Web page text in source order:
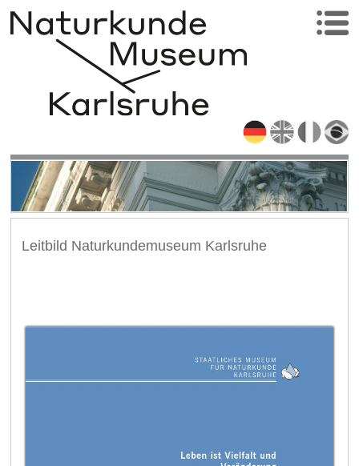
Leitbild Naturkundemuseum Karlsruhe